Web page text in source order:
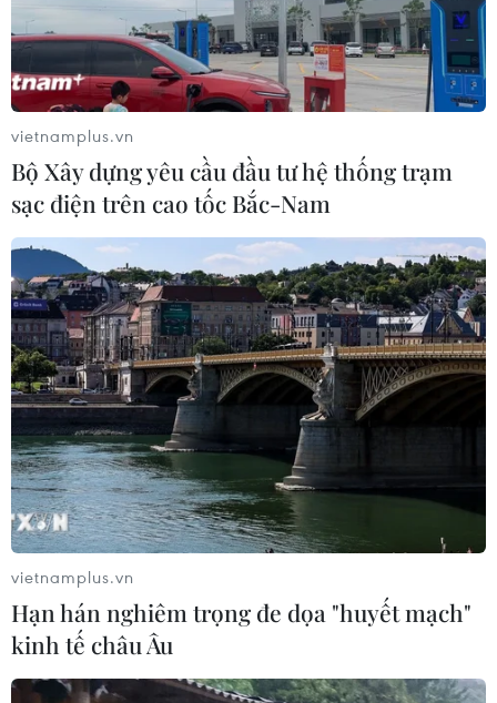
vietnamplus.vn
Bộ Xây dựng yêu cầu đầu tư hệ thống trạm
sạc điện trên cao tốc Bắc-Nam
vietnamplus.vn
Hạn hán nghiêm trọng đe dọa "huyết mạch"
kinh tế châu Âu